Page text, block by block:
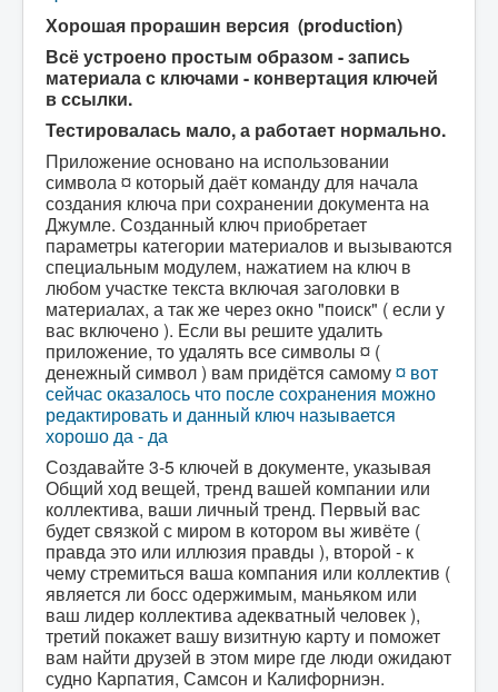
Хорошая прорашин версия (production)
Всё устроено простым образом - запись
материала с ключами - конвертация ключей
в ссылки.
Тестировалась мало, а работает нормально.
Приложение основано на использовании
символа ¤ который даёт команду для начала
создания ключа при сохранении документа на
Джумле. Созданный ключ приобретает
параметры категории материалов и вызываются
специальным модулем, нажатием на ключ в
любом участке текста включая заголовки в
материалах, а так же через окно "поиск" ( если у
вас включено ). Если вы решите удалить
приложение, то удалять все символы ¤ (
денежный символ ) вам придётся самому¤ вот
сейчас оказалось что после сохранения можно
редактировать и данный ключ называется
хорошо да - да
Создавайте 3-5 ключей в документе, указывая
Общий ход вещей, тренд вашей компании или
коллектива, ваши личный тренд. Первый вас
будет связкой с миром в котором вы живёте (
правда это или иллюзия правды ), второй - к
чему стремиться ваша компания или коллектив (
является ли босс одержимым, маньяком или
ваш лидер коллектива адекватный человек ),
третий покажет вашу визитную карту и поможет
вам найти друзей в этом мире где люди ожидают
судно Карпатия, Самсон и Калифорниэн.